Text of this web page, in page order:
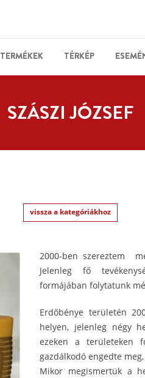
TERMÉKEK TÉRKÉP
SZÁSZI JÓZSEF
vissza a kategóriákhoz
2000-ben szereztem
Jelenleg fő
formájában folytatunk
Erdőbénye területén
helyen, jelenleg négy
ezeken a területeken
gazdálkodó engedte
Mikor megismertük a